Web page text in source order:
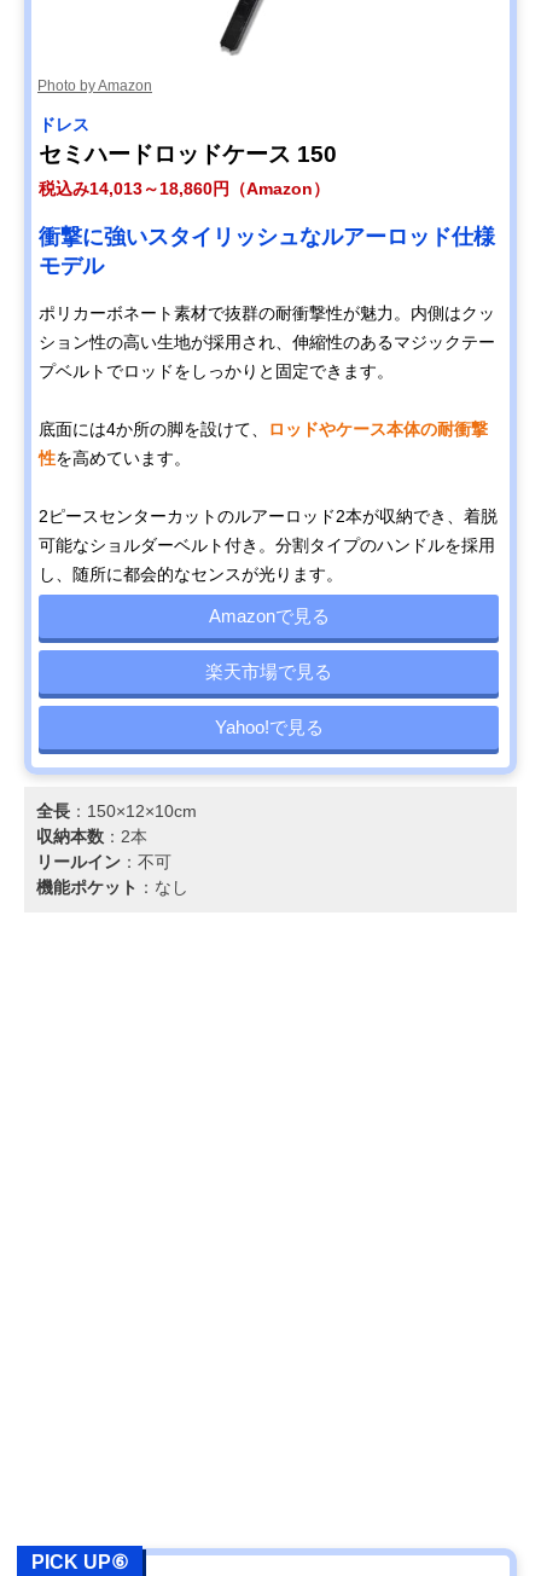
Photo by Amazon
ドレス
セミハードロッドケース 150
税込み14,013～18,860円（Amazon）
衝撃に強いスタイリッシュなルアーロッド仕様
モデル
ポリカーボネート素材で抜群の耐衝撃性が魅力。内側はクッ
ション性の高い生地が採用され、伸縮性のあるマジックテー
プベルトでロッドをしっかりと固定できます。
底面には4か所の脚を設けて、
ロッドやケース本体の耐衝撃
性を高めています。
2ピースセンターカットのルアーロッド2本が収納でき、着脱
可能なショルダーベルト付き。分割タイプのハンドルを採用
し、随所に都会的なセンスが光ります。
Amazonで見る
楽天市場で見る
Yahoo!で見る
全長 ：150×12×10cm
収納本数 ：2本
リールイン ：不可
機能ポケット ：なし
PICK UP⑥